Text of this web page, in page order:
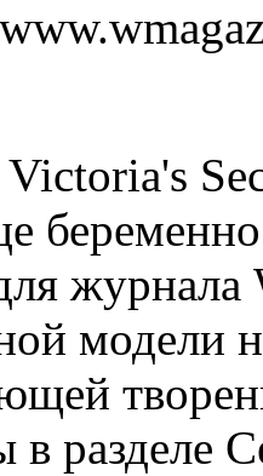
модели
в разделе